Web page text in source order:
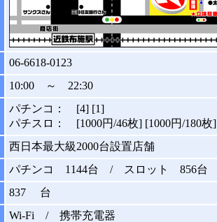
06-6618-0123
10:00 ～ 22:30
パチンコ： [4] [1]
パチスロ： [1000円/46枚] [1000円/180枚]
西日本最大級2000台設置店舗
パチンコ 1144台 / スロット 856台
837 台
Wi-Fi / 携帯充電器